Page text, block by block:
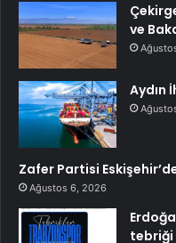
ve
Aydın
Zafer Partisi
Ağustos 6, 2026
tebriği